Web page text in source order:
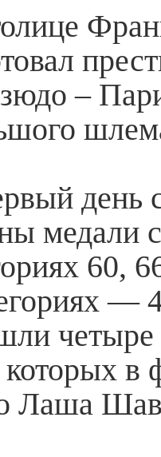
–
день
медали
60,
—
четыре
в
Лаша